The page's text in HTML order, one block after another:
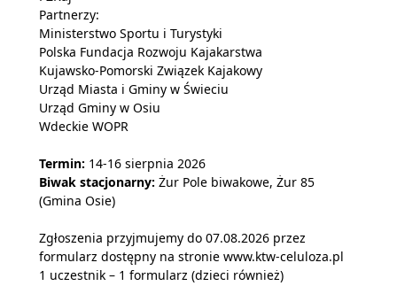
Partnerzy:
Ministerstwo Sportu i Turystyki
Polska Fundacja Rozwoju Kajakarstwa
Kujawsko-Pomorski Związek Kajakowy
Urząd Miasta i Gminy w Świeciu
Urząd Gminy w Osiu
Wdeckie WOPR
Termin: 14-16 sierpnia 2026
Biwak stacjonarny: Żur Pole biwakowe, Żur 85
(Gmina Osie)
Zgłoszenia przyjmujemy do 07.08.2026 przez
formularz dostępny na stronie www.ktw-celuloza.pl
1 uczestnik – 1 formularz (dzieci również)